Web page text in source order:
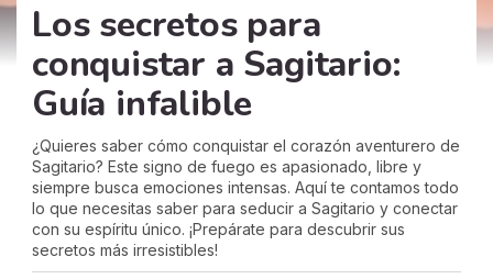
Los secretos para
conquistar a Sagitario:
Guía infalible
¿Quieres saber cómo conquistar el corazón aventurero de
Sagitario? Este signo de fuego es apasionado, libre y
siempre busca emociones intensas. Aquí te contamos todo
lo que necesitas saber para seducir a Sagitario y conectar
con su espíritu único. ¡Prepárate para descubrir sus
secretos más irresistibles!